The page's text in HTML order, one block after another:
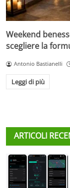
Weekend
scegliere la
Antonio Bastianelli
Leggi di più
ARTICOLI